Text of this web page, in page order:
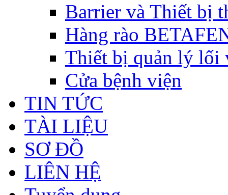
Barrier và Thiết bị
Hàng rào
Thiết bị quản lý lối
Cửa bệnh viện
TIN TỨC
TÀI LIỆU
SƠ ĐỒ
LIÊN HỆ